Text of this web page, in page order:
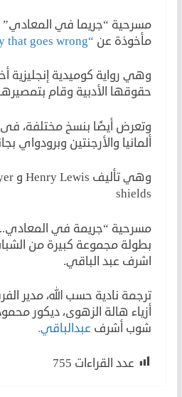
مسرحية “جريما في المعادي”
مأخوذة عن “the play that goes wrong
وهي رواية كوميدية إنجليزية
حقوقها الأدبية وقام
وتعرض أيضًا بنسخ مختلفة،
ألمانيا والأرجنتين وبرودواي
shields
مسرحية “جريمة في
بطولة مجموعة كبيرة من
اشرف عبد الباقي.
ترجمة نادية حسب الله، مدير
أزياء هالة الزهوى، ديكور
شوب أشرف عبدالباقي.
عدد القراءات 755